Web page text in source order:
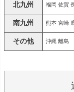
北九州 福岡 佐賀
南九州 熊本 宮崎
その他 沖縄 離島